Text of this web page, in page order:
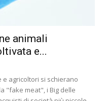
animali
e...
agricoltori si schierano
"fake meat", i Big delle